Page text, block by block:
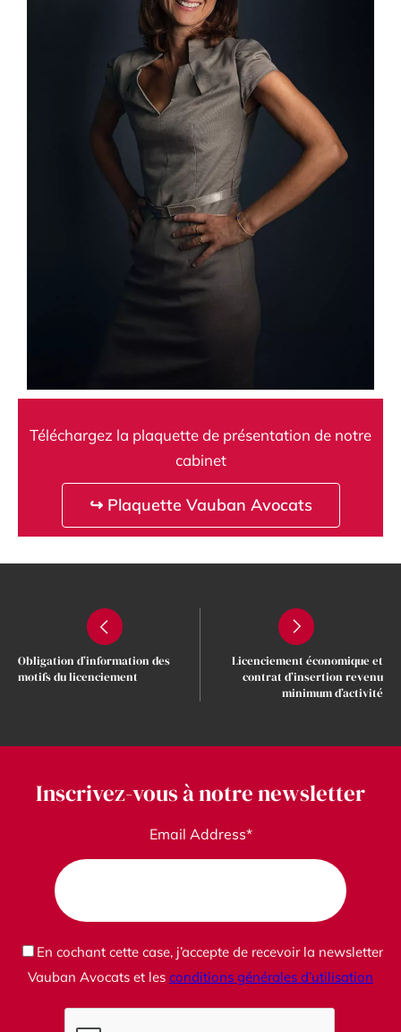
Téléchargez la plaquette de présentation de notre
cabinet
↪ Plaquette Vauban Avocats
Obligation d’information des
motifs du licenciement
Licenciement économique et
contrat d’insertion revenu
minimum d’activité
Inscrivez-vous à notre newsletter
Email Address*
En cochant cette case, j’accepte de recevoir la newsletter
Vauban Avocats et les conditions générales d’utilisation